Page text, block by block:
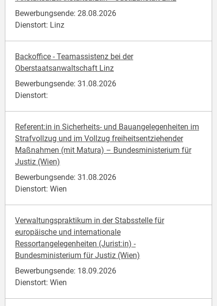
Bewerbungsende: 28.08.2026
Dienstort: Linz
Backoffice - Teamassistenz bei der
Oberstaatsanwaltschaft Linz
Bewerbungsende: 31.08.2026
Dienstort:
Referent:in in Sicherheits- und Bauangelegenheiten im
Strafvollzug und im Vollzug freiheitsentziehender
Maßnahmen (mit Matura) – Bundesministerium für
Justiz (Wien)
Bewerbungsende: 31.08.2026
Dienstort: Wien
Verwaltungspraktikum in der Stabsstelle für
europäische und internationale
Ressortangelegenheiten (Jurist:in) -
Bundesministerium für Justiz (Wien)
Bewerbungsende: 18.09.2026
Dienstort: Wien